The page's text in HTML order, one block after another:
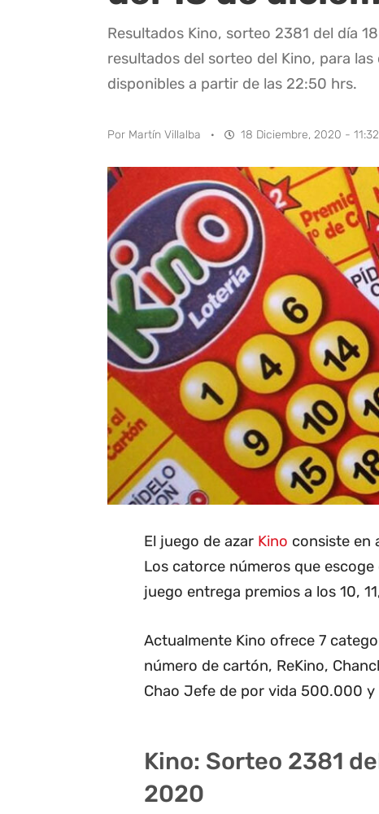
Resultados Kino, sorteo 2381 del día
resultados del sorteo del Kino, para
disponibles a partir de las 22:50 hrs.
Por Martín Villalba · 18 Diciembre, 2020 - 11:32
El juego de azar Kino consiste en
Los catorce números que escoge
juego entrega premios a los 10,
Actualmente Kino ofrece 7
número de cartón, ReKino,
Chao Jefe de por vida 500.000
Kino: Sorteo 2381
2020